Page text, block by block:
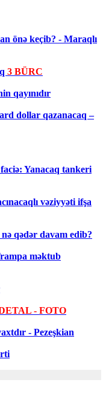
önə keçib? - Maraqlı
3 BÜRC
qayınıdır
dollar qazanacaq –
Yanacaq tankeri
vəziyyəti ifşa
nə qədər davam edib?
məktub
- FOTO
- Pezeşkian